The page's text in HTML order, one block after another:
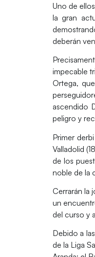
Uno de
la gran
deberán
impecable
Ortega,
ascendido
peligro y
Primer
Valladolid
de los
noble de la
Cerrarán la
un
del curso y
Debido a
de la Liga